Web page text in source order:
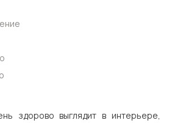
здорово выглядит в интерьере,